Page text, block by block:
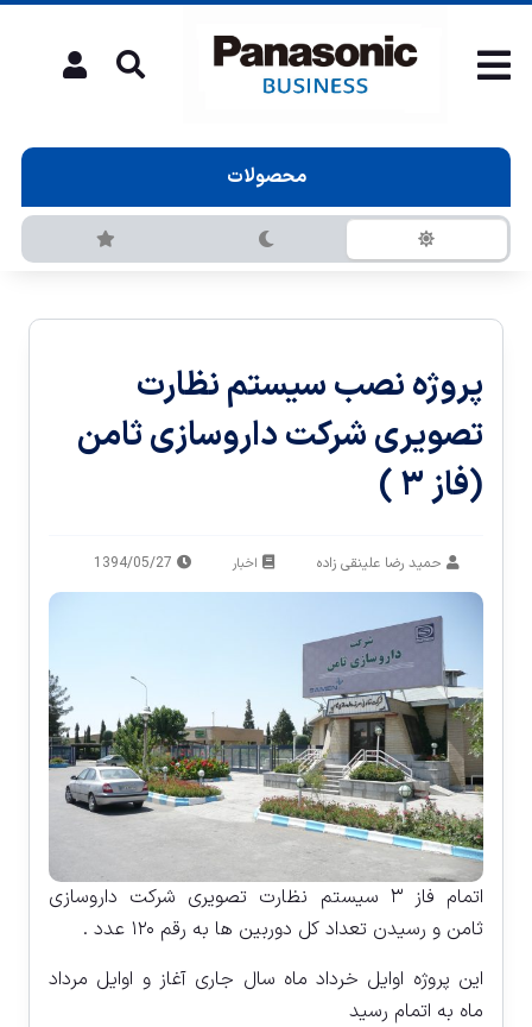
محصولات
پروژه نصب سیستم نظارت
تصویری شرکت داروسازی ثامن
(فاز ۳ )
حمید رضا علینقی زاده اخبار
اتمام فاز ۳ سیستم نظارت تصویری شرکت داروسازی
ثامن و رسیدن تعداد کل دوربین ها به رقم ۱۲۰ عدد .
این پروژه اوایل خرداد ماه سال جاری آغاز و اوایل مرداد
ماه به اتمام رسید